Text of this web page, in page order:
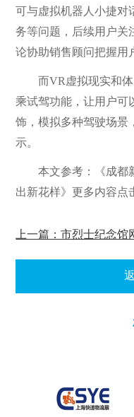
可与虚拟机器人小捷对
务等问题，后续用户关
论协助销售顾问把握用
而VR虚拟现实和体
乘试驾功能，让用户可
饰，模拟多种驾驶场景
示。
本文参考：《成都
出新花样》更多内容点